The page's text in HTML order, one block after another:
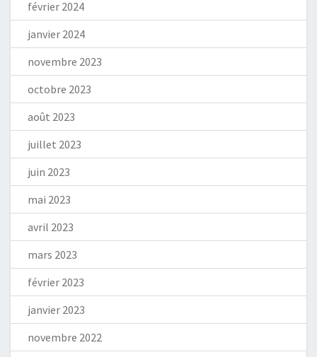
février 2024
janvier 2024
novembre 2023
octobre 2023
août 2023
juillet 2023
juin 2023
mai 2023
avril 2023
mars 2023
février 2023
janvier 2023
novembre 2022